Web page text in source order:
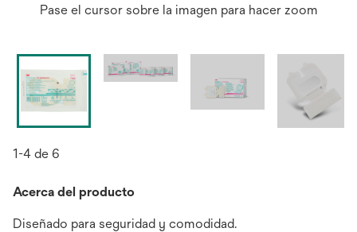
Pase el cursor sobre la imagen para hacer zoom
1-4 de 6
Acerca del producto
Diseñado para seguridad y comodidad.